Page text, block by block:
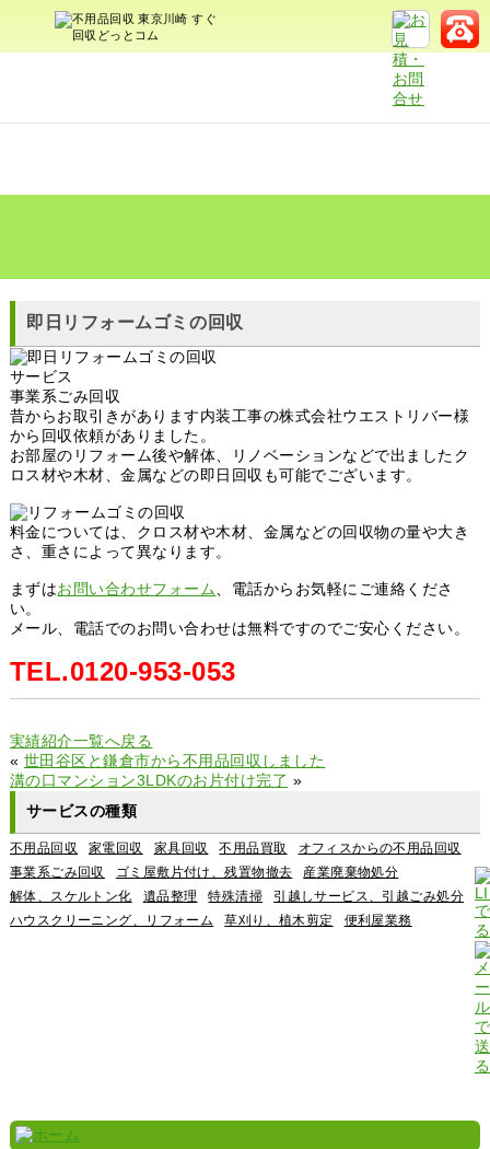
即日リフォームゴミの回収
サービス
事業系ごみ回収
昔からお取引きがあります内装工事の株式会社ウエストリバー様
から回収依頼がありました。
お部屋のリフォーム後や解体、リノベーションなどで出ましたク
ロス材や木材、金属などの即日回収も可能でございます。
料金については、クロス材や木材、金属などの回収物の量や大き
さ、重さによって異なります。
まずはお問い合わせフォーム 、電話からお気軽にご連絡くださ
い。
メール、電話でのお問い合わせは無料ですのでご安心ください。
TEL.0120-953-053
実績紹介一覧へ戻る
« 世田谷区と鎌倉市から不用品回収しました
溝の口マンション3LDKのお片付け完了 »
サービスの種類
不用品回収 家電回収 家具回収 不用品買取
オフィスからの不用品回収
事業系ごみ回収
ゴミ屋敷片付け、残置物撤去
産業廃棄物処分
解体、スケルトン化
遺品整理 特殊清掃
引越しサービス、引越ごみ処分
ハウスクリーニング、リフォーム
草刈り、植木剪定 便利屋業務